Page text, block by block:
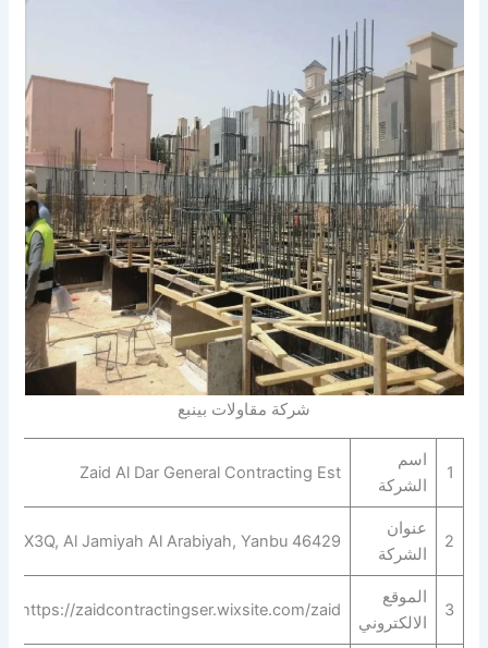
شركة مقاولات بينبع
1
اسم
الشركة
Zaid Al Dar General Contracting Est
2
عنوان
الشركة
Al Jamiyah Al Arabiyah, Yanbu 46429
3
الموقع
الالكتروني
https://zaidcontractingser.wixsite.com/zaid